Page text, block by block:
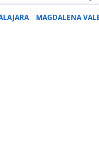
MAGDALENA